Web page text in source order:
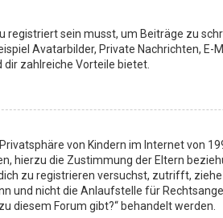
sein musst, um Beiträge zu
Avatarbilder, Private Nachrichten, E-
zahlreiche Vorteile bietet.
von Kindern im Internet von
hierzu die Zustimmung der Eltern
zu registrieren versuchst, zutrifft,
und nicht die Anlaufstelle für
diesem Forum gibt?“ behandelt werden.